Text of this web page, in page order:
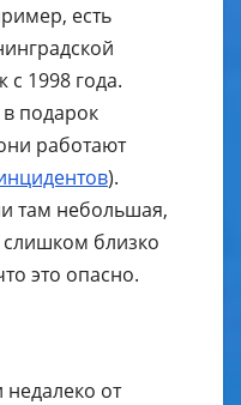
есть
с 1998 года.
подарок
работают
).
там небольшая,
слишком близко
это опасно.
недалеко от